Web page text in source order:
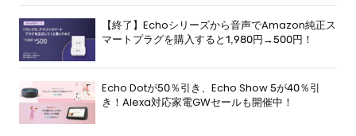
【終了】Echoシリーズから音声でAmazon純正ス
マートプラグを購入すると1,980円→500円！
Echo Dotが50％引き、Echo Show 5が40％引
き！Alexa対応家電GWセールも開催中！